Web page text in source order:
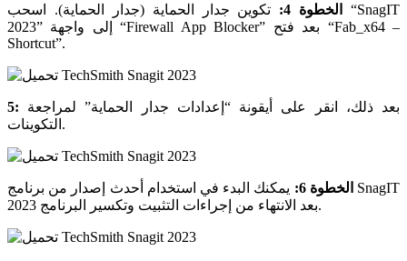
الخطوة 4:
تكوين جدار الحماية (جدار الحماية). اسحب “SnagIT
2023” إلى واجهة “Firewall App Blocker” بعد فتح “Fab_x64 –
Shortcut”.
5:
التكوينات.
الخطوة 6:
يمكنك البدء في استخدام أحدث إصدار من برنامج SnagIT
2023 بعد الانتهاء من إجراءات التثبيت وتكسير البرنامج.